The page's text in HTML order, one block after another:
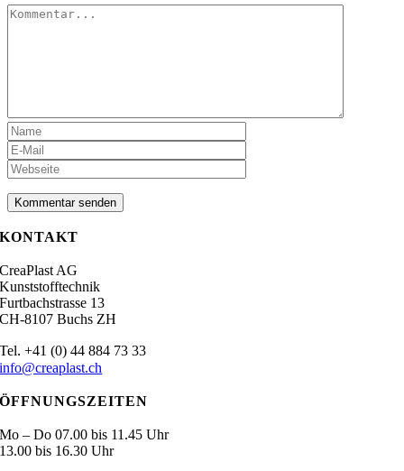
Kommentar
KONTAKT
CreaPlast AG
Kunststofftechnik
Furtbachstrasse 13
CH-8107 Buchs ZH
Tel.+41 (0) 44 884 73 33
info@creaplast.ch
ÖFFNUNGSZEITEN
Mo – Do 07.00 bis 11.45 Uhr
13.00 bis 16.30 Uhr